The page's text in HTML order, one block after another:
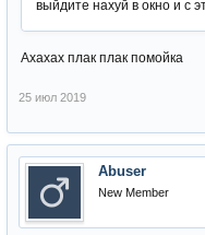
выйдите нахуй в окно и с
Ахахах плак плак помойка
25 июл 2019
Abuser
New Member